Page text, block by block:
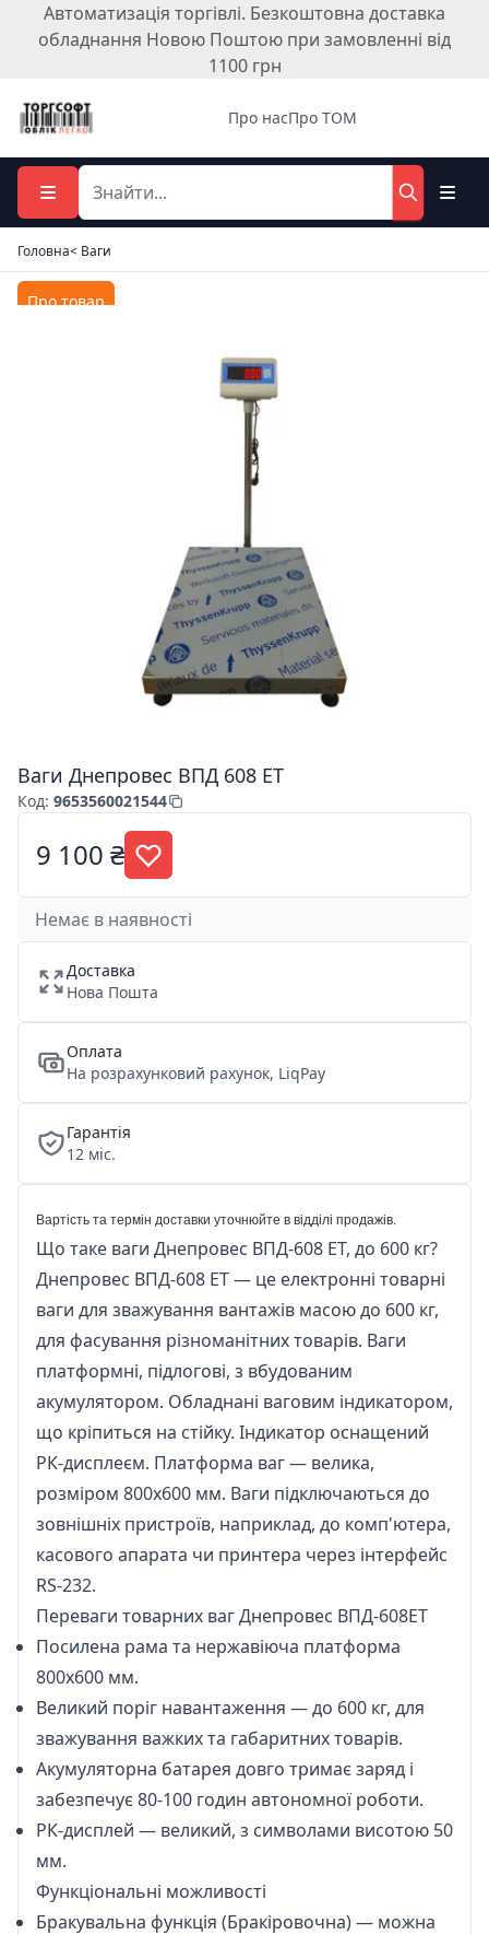
Автоматизація торгівлі. Безкоштовна доставка
обладнання Новою Поштою при замовленні від
1100 грн
Про насПро ТОМ
Головна< Ваги
Про товар
Ваги Днепровес ВПД 608 ЕТ
Код: 9653560021544
9 100 ₴
Немає в наявності
Доставка
Нова Пошта
Оплата
На розрахунковий рахунок, LiqPay
Гарантія
12 міс.
Вартість та термін доставки уточнюйте в відділі продажів.
Що таке ваги Днепровес ВПД-608 ЕТ, до 600 кг?
Днепровес ВПД-608 ЕТ — це електронні товарні
ваги для зважування вантажів масою до 600 кг,
для фасування різноманітних товарів. Ваги
платформні, підлогові, з вбудованим
акумулятором. Обладнані ваговим індикатором,
що кріпиться на стійку. Індикатор оснащений
РК-дисплеєм. Платформа ваг — велика,
розміром 800х600 мм. Ваги підключаються до
зовнішніх пристроїв, наприклад, до комп'ютера,
касового апарата чи принтера через інтерфейс
RS-232.
Переваги товарних ваг Днепровес ВПД-608ЕТ
Посилена рама та нержавіюча платформа
800х600 мм.
Великий поріг навантаження — до 600 кг, для
зважування важких та габаритних товарів.
Акумуляторна батарея довго тримає заряд і
забезпечує 80-100 годин автономної роботи.
РК-дисплей — великий, з символами висотою 50
мм.
Функціональні можливості
Бракувальна функція (Бракіровочна) — можна